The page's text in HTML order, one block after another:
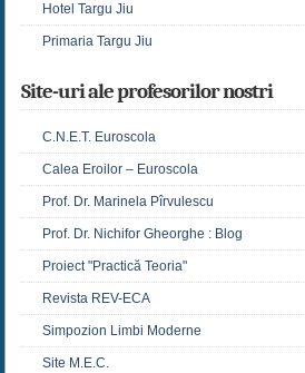
Hotel Targu Jiu
Primaria Targu Jiu
Site-uri ale profesorilor nostri
C.N.E.T. Euroscola
Calea Eroilor – Euroscola
Prof. Dr. Marinela Pîrvulescu
Prof. Dr. Nichifor Gheorghe : Blog
Proiect "Practică Teoria"
Revista REV-ECA
Simpozion Limbi Moderne
Site M.E.C.